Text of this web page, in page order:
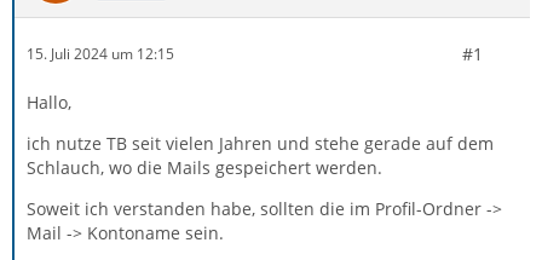
15. Juli 2024 um 12:15 #1
Hallo,
ich nutze TB seit vielen Jahren und stehe gerade auf dem
Schlauch, wo die Mails gespeichert werden.
Soweit ich verstanden habe, sollten die im Profil-Ordner ->
Mail -> Kontoname sein.